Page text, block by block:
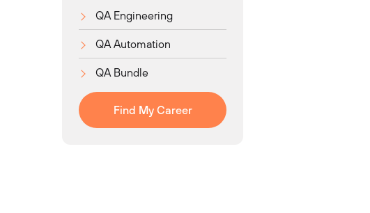
QA Engineering
QA Automation
QA Bundle
Find My Career